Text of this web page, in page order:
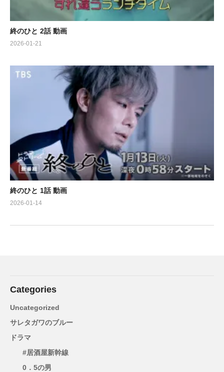
終のひと 2話 動画
2026-01-21
終のひと 1話 動画
2026-01-14
Categories
Uncategorized
サレタガワのブルー
ドラマ
#居酒屋新幹線
0．5の男